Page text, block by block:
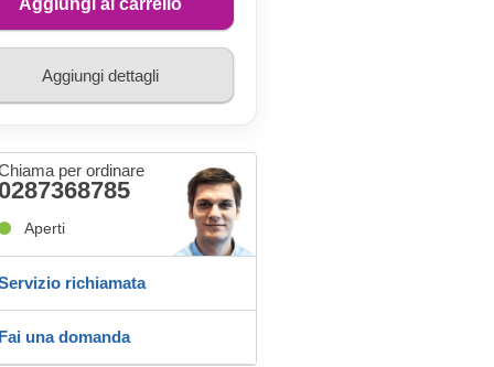
Aggiungi al carrello
Aggiungi dettagli
per ordinare
Aperti
richiamata
una domanda